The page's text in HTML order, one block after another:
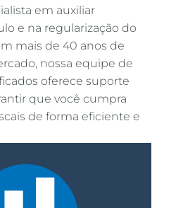
em auxiliar
e na regularização do
mais de 40 anos de
nossa equipe de
oferece suporte
que você cumpra
de forma eficiente e